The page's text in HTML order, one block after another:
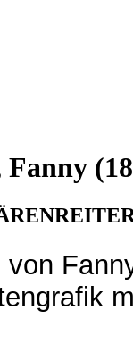
Fanny